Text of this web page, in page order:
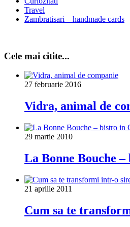
Travel
Zambratisari – handmade cards
Cele mai citite...
27 februarie 2016
Vidra, animal de
29 martie 2010
La Bonne Bouche
21 aprilie 2011
Cum sa te